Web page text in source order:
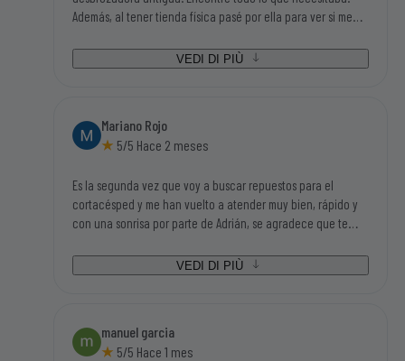
Además, al tener tienda física pasé por ella para ver si me
chico que me atendió, me ayudo en todas mis dudas y me
asesoró fenomenal. Además de un trato magnifico. Sin duda,
VEDI DI PIÙ
Mariano Rojo
5/5 Hace 2 meses
Es la segunda vez que voy a buscar repuestos para el
cortacésped y me han vuelto a atender muy bien, rápido y
con una sonrisa por parte de Adrián, se agradece que te
tenían todo lo que iba buscando así que tengo que darle mi
enhorabuena a ésta empresa.
VEDI DI PIÙ
manuel garcia
5/5 Hace 1 mes